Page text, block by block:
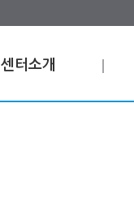
센터소개